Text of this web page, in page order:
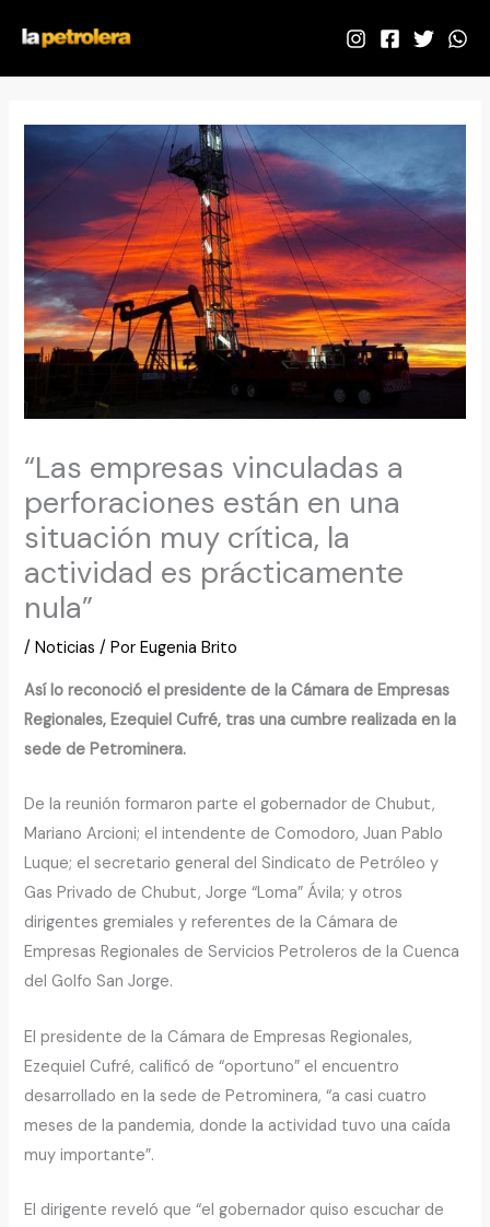
contenido
“Las empresas vinculadas a
perforaciones están en una
situación muy crítica, la
actividad es prácticamente
nula”
/Noticias / PorEugenia Brito
Así lo reconoció el presidente de la Cámara de Empresas
Regionales, Ezequiel Cufré, tras una cumbre realizada en la
sede de Petrominera.
De la reunión formaron parte el gobernador de Chubut,
Mariano Arcioni; el intendente de Comodoro, Juan Pablo
Luque; el secretario general del Sindicato de Petróleo y
Gas Privado de Chubut, Jorge “Loma” Ávila; y otros
dirigentes gremiales y referentes de la Cámara de
Empresas Regionales de Servicios Petroleros de la Cuenca
del Golfo San Jorge.
El presidente de la Cámara de Empresas Regionales,
Ezequiel Cufré, calificó de “oportuno” el encuentro
desarrollado en la sede de Petrominera, “a casi cuatro
meses de la pandemia, donde la actividad tuvo una caída
muy importante”.
El dirigente reveló que “el gobernador quiso escuchar de